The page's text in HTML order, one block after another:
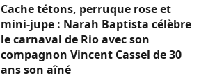
Cache tétons, perruque rose et
mini-jupe : Narah Baptista célèbre
le carnaval de Rio avec son
compagnon Vincent Cassel de 30
ans son aîné